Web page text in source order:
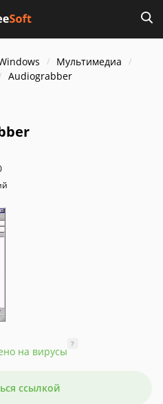
Мультимедиа
Audiograbber
на вирусы
?
ссылкой